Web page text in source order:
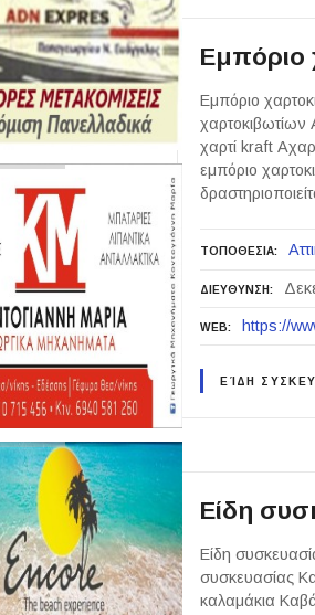
Εμπόριο
Εμπόριο
χαρτί kraft
εμπόριο
ΤΟΠΟΘΕΣΙΑ
ΔΙΕΥΘΥΝΣΗ
WEB https://
ΕΊΔΗ
Είδη
Είδη
συσκευασίας
καλαμάκια